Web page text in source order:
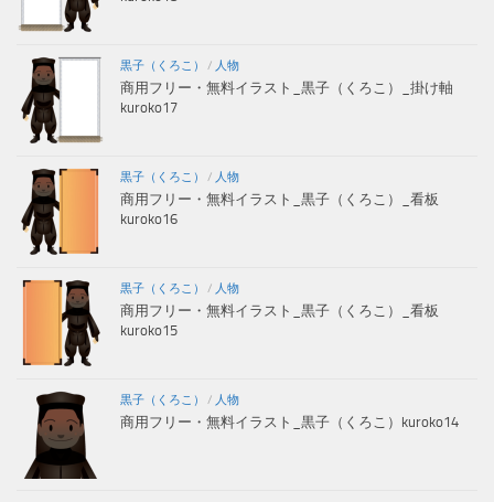
黒子（くろこ） / 人物
商用フリー・無料イラスト_黒子（くろこ）_掛け軸
kuroko17
黒子（くろこ） / 人物
商用フリー・無料イラスト_黒子（くろこ）_看板
kuroko16
黒子（くろこ） / 人物
商用フリー・無料イラスト_黒子（くろこ）_看板
kuroko15
黒子（くろこ） / 人物
商用フリー・無料イラスト_黒子（くろこ）kuroko14